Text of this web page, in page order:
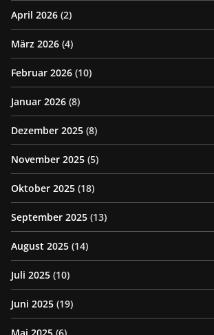
April 2026 (2)
März 2026 (4)
Februar 2026 (10)
Januar 2026 (8)
Dezember 2025 (8)
November 2025 (5)
Oktober 2025 (18)
September 2025 (13)
August 2025 (14)
Juli 2025 (10)
Juni 2025 (19)